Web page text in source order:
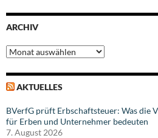
ARCHIV
Archiv
AKTUELLES
BVerfG prüft Erbschaftsteuer: Was die
für Erben und Unternehmer bedeuten
7. August 2026